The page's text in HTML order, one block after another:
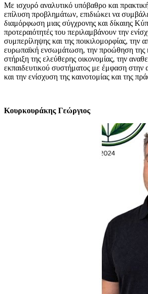
Με ισχυρό αναλυτικό υπόβαθρο και
επίλυση προβλημάτων, επιδιώκει να
διαμόρφωση μιας σύγχρονης και δίκαιης
προτεραιότητές του περιλαμβάνουν την
συμπερίληψης και της ποικιλομορφίας, την
ευρωπαϊκή ενσωμάτωση, την προώθηση της
στήριξη της ελεύθερης οικονομίας, την
εκπαιδευτικού συστήματος με έμφαση στην
και την ενίσχυση της καινοτομίας και της
Κουρκουράκης Γεώργιος